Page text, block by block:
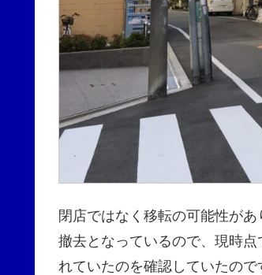
閉店ではなく移転の可能性が
撤去となっているので、現時
れていたのを確認していたの